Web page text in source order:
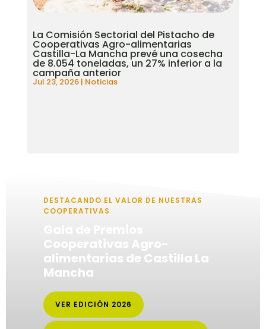
La Comisión Sectorial del Pistacho de
Cooperativas Agro-alimentarias
Castilla-La Mancha prevé una cosecha
de 8.054 toneladas, un 27% inferior a la
campaña anterior
Jul 23, 2026| Noticias
DESTACANDO EL VALOR DE NUESTRAS
COOPERATIVAS
Cooperativas Agro-
alimentarias de Castilla La
Mancha
VER EDICIÓN 2026